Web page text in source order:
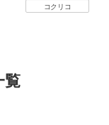
コクリコ
覧